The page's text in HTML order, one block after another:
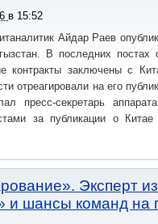
в 15:52
Айдар Раев
В последних
контракты заключены с
отреагировали на его
пресс-секретарь
за публикации о
Эксперт
и шансы команд на